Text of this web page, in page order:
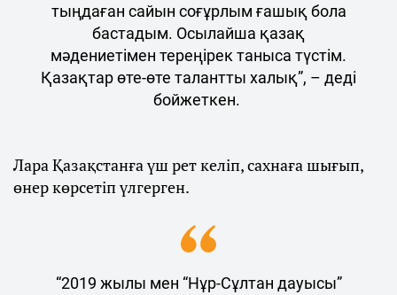
тыңдаған сайын соғұрлым ғашық бола
бастадым. Осылайша қазақ
мәдениетімен тереңірек таныса түстім.
Қазақтар өте-өте талантты халық”, – деді
бойжеткен.
Лара Қазақстанға үш рет келіп, сахнаға шығып,
өнер көрсетіп үлгерген.
“2019 жылы мен “Нұр-Сұлтан дауысы”